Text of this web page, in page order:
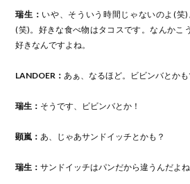
瑞生： いや、そういう時間じゃないのよ(笑
(笑)。好きな食べ物はタコスです。なんかこ
好きなんですよね。
LANDOER： あぁ、なるほど。ビビンバとかも
瑞生： そうです、ビビンバとか！
顕嵐： あ、じゃあサンドイッチとかも？
瑞生：サンドイッチはパンだから違うんだよ